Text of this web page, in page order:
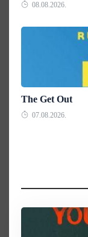
08.08.2026.
The Get Out
07.08.2026.